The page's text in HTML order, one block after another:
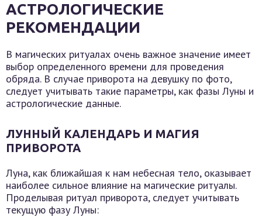
АСТРОЛОГИЧЕСКИЕ
РЕКОМЕНДАЦИИ
В магических ритуалах очень важное значение имеет
выбор определенного времени для проведения
обряда. В случае приворота на девушку по фото,
следует учитывать такие параметры, как фазы Луны и
астрологические данные.
ЛУННЫЙ КАЛЕНДАРЬ И МАГИЯ
ПРИВОРОТА
Луна, как ближайшая к нам небесная тело, оказывает
наиболее сильное влияние на магические ритуалы.
Проделывая ритуал приворота, следует учитывать
текущую фазу Луны: